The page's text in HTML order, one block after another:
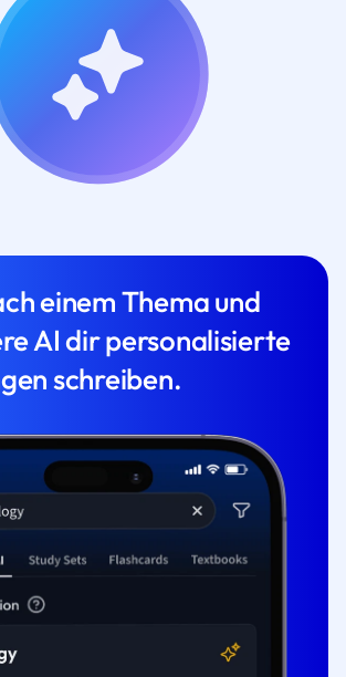
einem Thema und
AI dir personalisierte
schreiben.